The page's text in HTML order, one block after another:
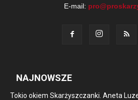
E-mail:
NAJNOWSZE
Tokio okiem Skarżyszczanki. Aneta